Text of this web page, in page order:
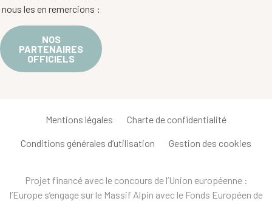
nous les en remercions :
NOS
PARTENAIRES
OFFICIELS
Mentions légales Charte de confidentialité
Conditions générales d’utilisation Gestion des cookies
Projet financé avec le concours de l’Union européenne :
l’Europe s’engage sur le Massif Alpin avec le Fonds Européen de